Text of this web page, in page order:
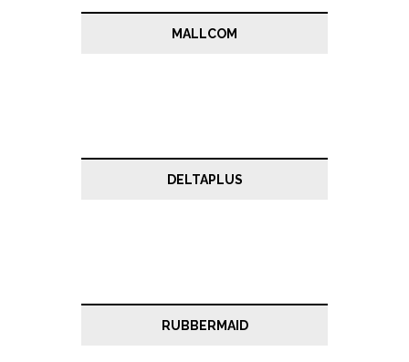
MALLCOM
DELTAPLUS
RUBBERMAID